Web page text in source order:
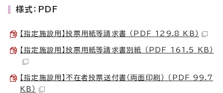
様式：PDF
【指定施設用】投票用紙等請求書 （PDF 129.8 KB）
【指定施設用】投票用紙等請求書別紙 （PDF 161.5 KB）
【指定施設用】不在者投票送付書（両面印刷） （PDF 99.7
KB）